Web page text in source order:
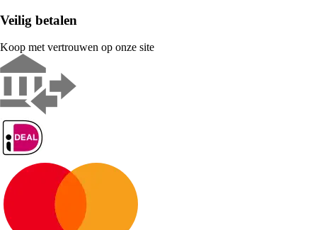
Veilig betalen
Koop met vertrouwen op onze site